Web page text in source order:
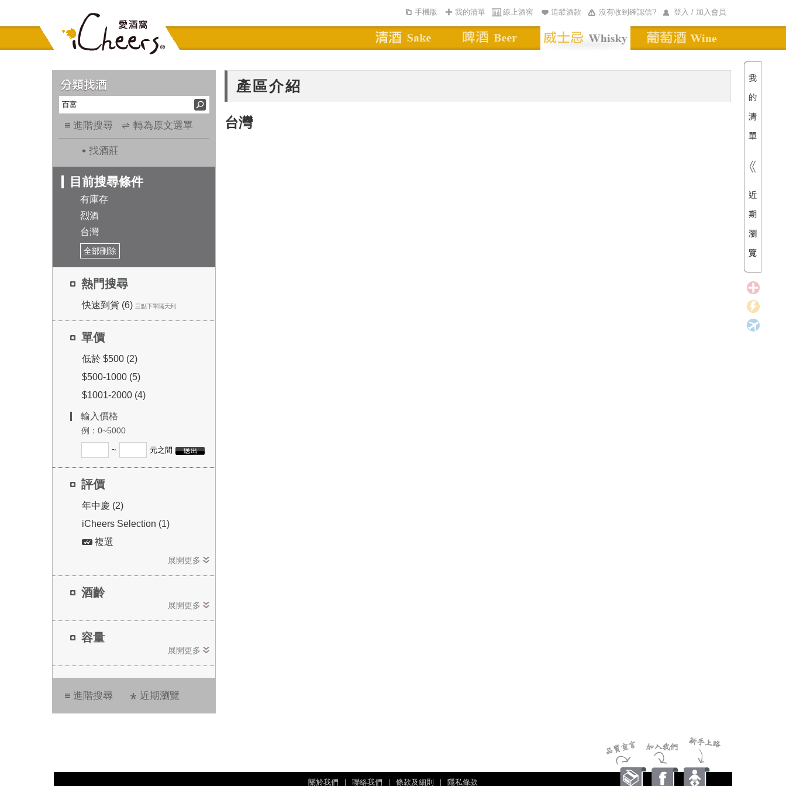
登入 / 加入會員
沒有收到確認信?
追蹤酒款
線上酒窖
我的清單
手機版
進階搜尋 轉為原文選單
找酒莊
目前搜尋條件
有庫存
烈酒
台灣
全部刪除
熱門搜尋
快速到貨 (6) 三點下單隔天到
單價
低於 $500 (2)
$500-1000 (5)
$1001-2000 (4)
輸入價格
例：0~5000
~ 元之間
評價
年中慶 (2)
iCheers Selection (1)
複選
展開更多
酒齡
展開更多
容量
展開更多
進階搜尋 近期瀏覽
產區介紹
台灣
關於我們 ｜ 聯絡我們 ｜ 條款及細則 ｜ 隱私條款